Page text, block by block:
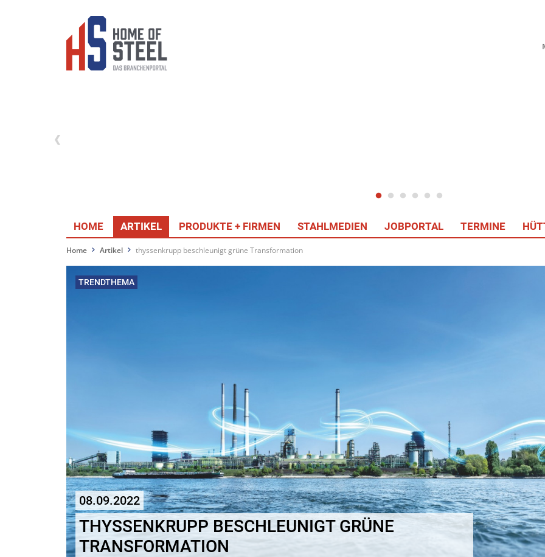
HOME ARTIKEL PRODUKTE + FIRMEN STAHLMEDIEN JOBPORTAL TERMINE
Home Artikel thyssenkrupp beschleunigt grüne Transformation
TRENDTHEMA
08.09.2022
THYSSENKRUPP BESCHLEUNIGT GRÜNE
TRANSFORMATION